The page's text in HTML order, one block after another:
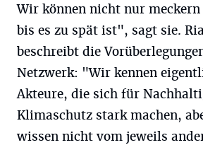
Wir können nicht nur
bis es zu spät ist", sagt sie.
beschreibt die
Netzwerk: "Wir kennen
Akteure, die sich für
Klimaschutz stark machen,
wissen nicht vom jeweils